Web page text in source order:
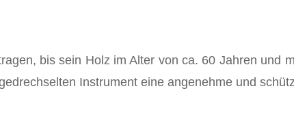
bis sein Holz im Alter von ca. 60 Jahren und
Instrument eine angenehme und